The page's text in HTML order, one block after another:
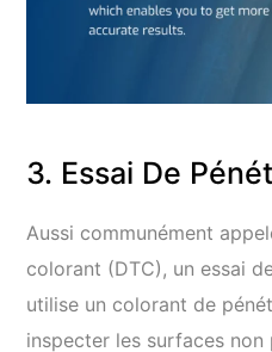
3. Essai De
Aussi communément
colorant (DTC), un essai
utilise un colorant de
inspecter les surfaces